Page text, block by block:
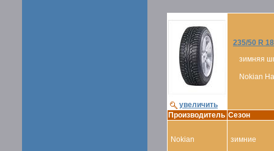
увеличить
235/50 R
зимняя
Nokian
Производитель Сезон
Nokian зимние